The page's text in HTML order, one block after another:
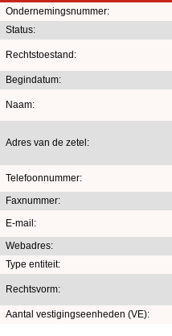
Ondernemingsnummer:
Status:
Rechtstoestand:
Begindatum:
Naam:
Adres van de zetel:
Telefoonnummer:
Faxnummer:
E-mail:
Webadres:
Type entiteit:
Rechtsvorm:
Aantal vestigingseenheden (VE):